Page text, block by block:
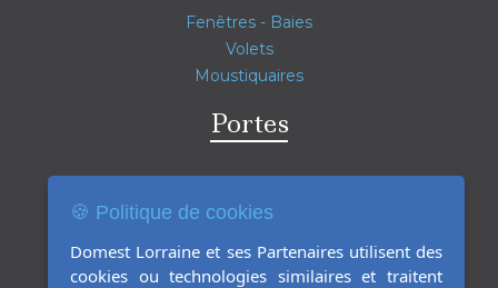
Fenêtres - Baies
Volets
Moustiquaires
Portes
Portes intérieures
Portes blindées
Rideaux métalliques
🍪 Politique de cookies
Domest Lorraine et ses Partenaires utilisent des
cookies ou technologies similaires et traitent